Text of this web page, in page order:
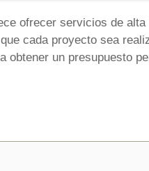
ofrecer servicios de
cada proyecto sea
obtener un presupuesto